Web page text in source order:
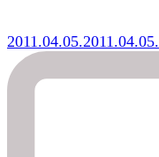
2011.04.05.2011.04.05.